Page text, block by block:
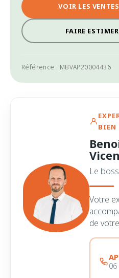
VOIR LES
FAIRE
Référence : MBVAP20004436
BIEN
Le
Votre
de